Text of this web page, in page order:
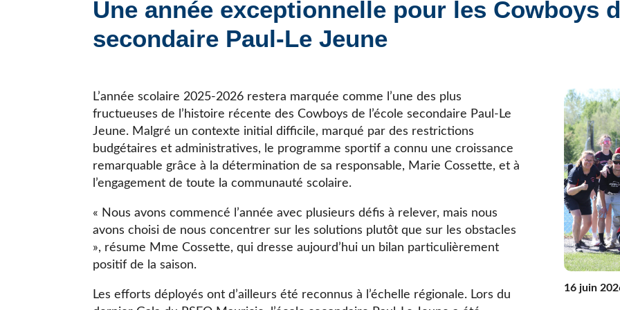
JE CHERCHE UNE ÉCOLE
Plaintes et protecteur de l’élève
Services complémentaires
Coffre à outils
École ouverte
Enseignement à la maison
Intégration linguistique, scolaire et sociale
Parents trucs pédagos et technos
Programme de formation de l’école québécoise
Élèves internationaux
École forestière de la Tuque
Programmes offerts
Une année exceptionnelle pour les Cowboys
secondaire Paul-Le Jeune
L’année scolaire 2025-2026 restera marquée comme l’une des plus
fructueuses de l’histoire récente des Cowboys de l’école secondaire Paul-Le
Jeune. Malgré un contexte initial difficile, marqué par des restrictions
budgétaires et administratives, le programme sportif a connu une croissance
remarquable grâce à la détermination de sa responsable, Marie Cossette, et à
l’engagement de toute la communauté scolaire.
« Nous avons commencé l’année avec plusieurs défis à relever, mais nous
avons choisi de nous concentrer sur les solutions plutôt que sur les obstacles
», résume Mme Cossette, qui dresse aujourd’hui un bilan particulièrement
positif de la saison.
Les efforts déployés ont d’ailleurs été reconnus à l’échelle régionale. Lors du
16 juin